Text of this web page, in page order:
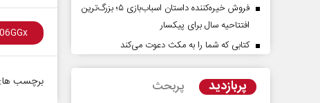
برچسب ها:
فروش خیره‌کننده داستان اسباب‌بازی ۵؛ بزرگ‌ترین
افتتاحیه سال برای پیکسار
کتابی که شما را به مکث دعوت می‌کند
پربازدید پربحث